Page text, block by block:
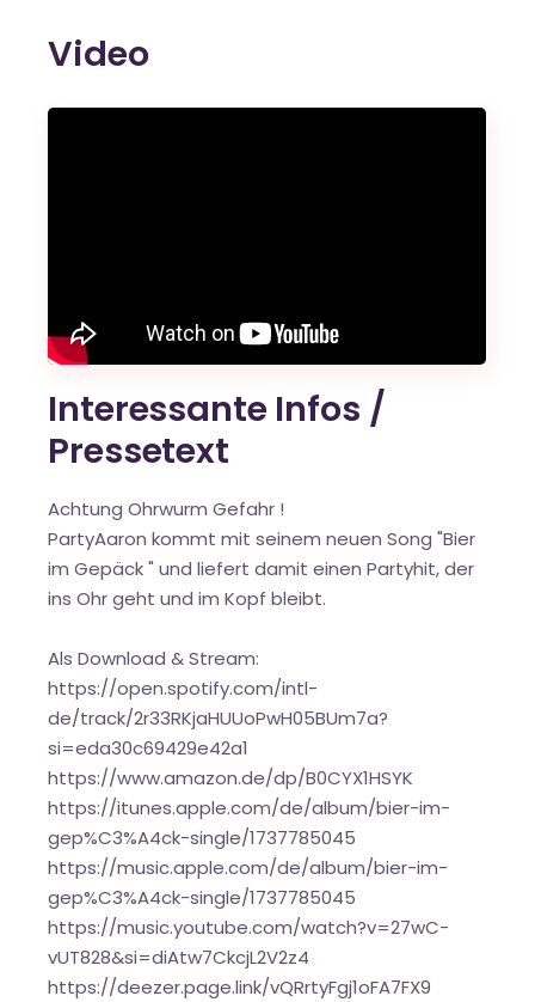
Video
Interessante Infos /
Pressetext
Achtung Ohrwurm Gefahr !
PartyAaron kommt mit seinem neuen Song "Bier
im Gepäck " und liefert damit einen Partyhit, der
ins Ohr geht und im Kopf bleibt.
Als Download & Stream:
https://open.spotify.com/intl-
de/track/2r33RKjaHUUoPwH05BUm7a?
si=eda30c69429e42a1
https://www.amazon.de/dp/B0CYX1HSYK
https://itunes.apple.com/de/album/bier-im-
gep%C3%A4ck-single/1737785045
https://music.apple.com/de/album/bier-im-
gep%C3%A4ck-single/1737785045
https://music.youtube.com/watch?v=27wC-
vUT828&si=diAtw7CkcjL2V2z4
https://deezer.page.link/vQRrtyFgj1oFA7FX9